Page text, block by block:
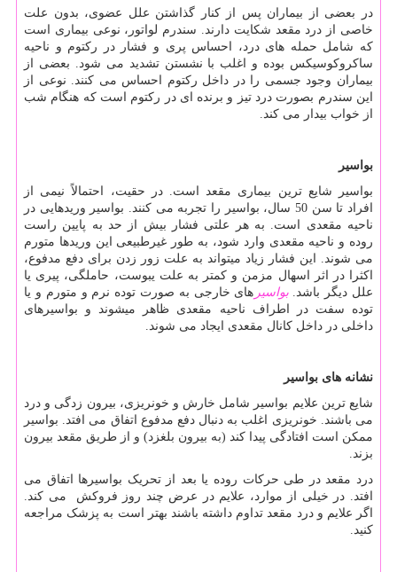
در بعضی از بیماران پس از کنار گذاشتن علل عضوی، بدون علت
خاصی از درد مقعد شکایت دارند. سندرم لواتور، نوعی بیماری است
که شامل حمله های درد، احساس پری و فشار در رکتوم و ناحیه
ساکروکوسیکس بوده و اغلب با نشستن تشدید می شود. بعضی از
بیماران وجود جسمی را در داخل رکتوم احساس می کنند. نوعی از
این سندرم بصورت درد تیز و برنده ای در رکتوم است که هنگام شب
از خواب بیدار می کند.
بواسیر
بواسیر شایع ترین بیماری مقعد است. در حقیت، احتمالاً نیمی از
افراد تا سن 50 سال، بواسیر را تجربه می‏ کنند. بواسیر وریدهایی در
ناحیه مقعدی است. به هر علتی فشار بیش از حد به پایین راست
روده و ناحیه مقعدی وارد شود، به طور غیرطبیعی این وریدها متورم
می شوند. این فشار زیاد می‏تواند به علت زور ‏زدن برای دفع مدفوع،
اکثرا در اثر اسهال مزمن و کمتر به علت یبوست، حاملگی، پیری یا
علل دیگر باشد.بواسیر های خارجی به صورت توده نرم و متورم و یا
توده سفت در اطراف ناحیه مقعدی ظاهر می‏شوند و بواسیرهای
داخلی در داخل کانال مقعدی ایجاد می‏ شوند.
نشانه های بواسیر
شایع ترین علایم بواسیر شامل خارش و خونریزی، بیرون زدگی و درد
می‏ باشند. خونریزی اغلب به دنبال دفع مدفوع اتفاق می ‏افتد. بواسیر
ممکن است افتادگی پیدا کند (به بیرون بلغزد) و از طریق مقعد بیرون
بزند.
درد مقعد در طی حرکات روده یا بعد از تحریک بواسیرها اتفاق می
افتد. در خیلی از موارد، علایم در عرض چند روز فروکش می‏ کند.
اگر علایم و درد مقعد تداوم داشته باشند بهتر است به پزشک مراجعه
کنید.